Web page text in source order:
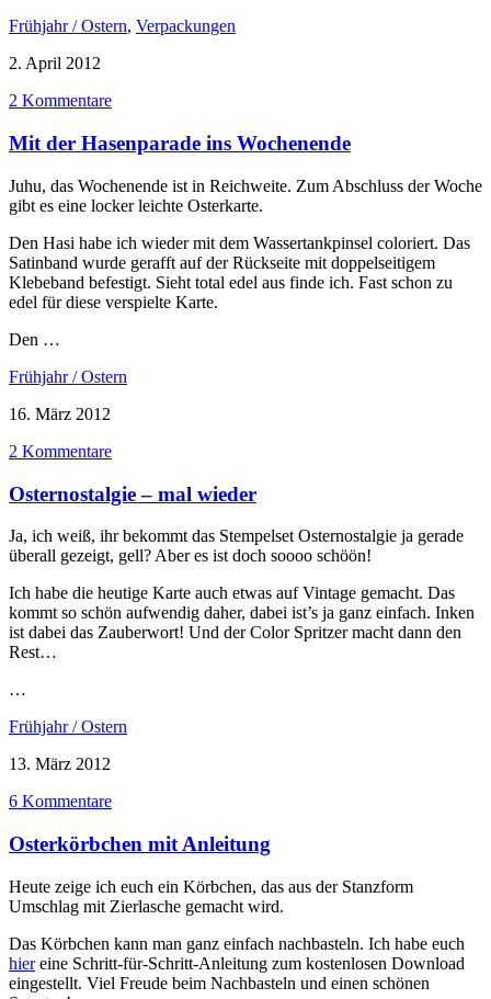
Frühjahr / Ostern, Verpackungen
2. April 2012
2 Kommentare
Mit der Hasenparade ins Wochenende
Juhu, das Wochenende ist in Reichweite. Zum Abschluss der Woche
gibt es eine locker leichte Osterkarte.
Den Hasi habe ich wieder mit dem Wassertankpinsel coloriert. Das
Satinband wurde gerafft auf der Rückseite mit doppelseitigem
Klebeband befestigt. Sieht total edel aus finde ich. Fast schon zu
edel für diese verspielte Karte.
Den …
Frühjahr / Ostern
16. März 2012
2 Kommentare
Osternostalgie – mal wieder
Ja, ich weiß, ihr bekommt das Stempelset Osternostalgie ja gerade
überall gezeigt, gell? Aber es ist doch soooo schöön!
Ich habe die heutige Karte auch etwas auf Vintage gemacht. Das
kommt so schön aufwendig daher, dabei ist’s ja ganz einfach. Inken
ist dabei das Zauberwort! Und der Color Spritzer macht dann den
Rest…
…
Frühjahr / Ostern
13. März 2012
6 Kommentare
Osterkörbchen mit Anleitung
Heute zeige ich euch ein Körbchen, das aus der Stanzform
Umschlag mit Zierlasche gemacht wird.
Das Körbchen kann man ganz einfach nachbasteln. Ich habe euch
hiereine Schritt-für-Schritt-Anleitung zum kostenlosen Download
eingestellt. Viel Freude beim Nachbasteln und einen schönen